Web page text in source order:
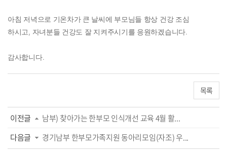
아침 저녁으로 기온차가 큰 날씨에 부모님들 항상 건강 조심
하시고, 자녀분들 건강도 잘 지켜주시기를 응원하겠습니다.
감사합니다.
목록
이전글
남부) 찾아가는 한부모 인식개선 교육 4월 활...
다음글
경기남부 한부모가족지원 동아리모임(자조) 우...